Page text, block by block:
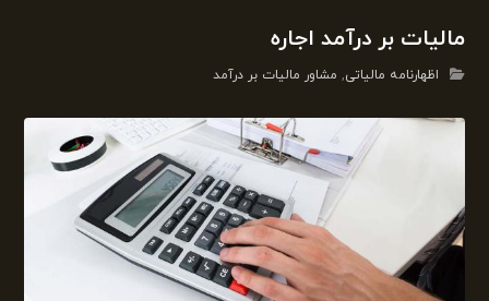
مالیات بر درآمد اجاره
اظهارنامه مالیاتی, مشاور مالیات بر درآمد